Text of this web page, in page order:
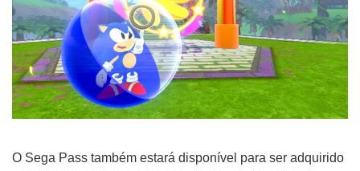
O Sega Pass também estará disponível para ser adquirido